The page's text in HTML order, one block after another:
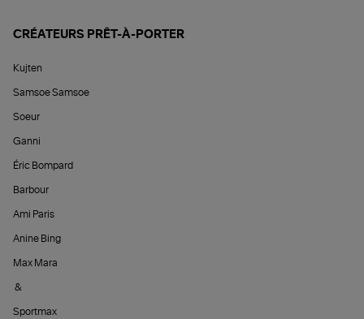
CRÉATEURS PRÊT-À-PORTER
Kujten
Samsoe Samsoe
Soeur
Ganni
Éric Bompard
Barbour
Ami Paris
Anine Bing
Max Mara
&
Sportmax